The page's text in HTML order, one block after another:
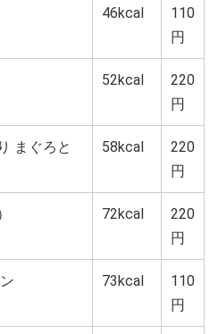
46kcal
110
円
52kcal
220
円
まぐろと
58kcal
220
円
72kcal
220
円
73kcal
110
円